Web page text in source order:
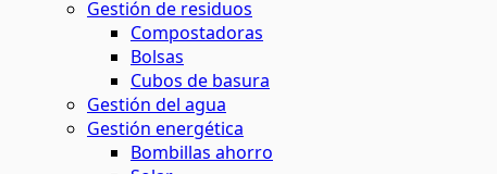
Gestión de residuos
Compostadoras
Bolsas
Cubos de basura
Gestión del agua
Gestión energética
Bombillas ahorro